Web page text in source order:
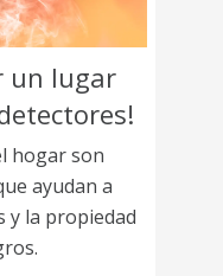
un lugar
hogar son
ayudan a
y la propiedad